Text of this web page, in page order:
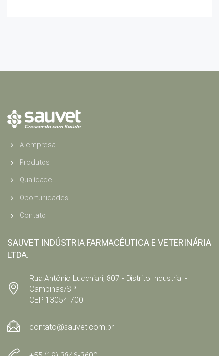
A empresa
Produtos
Qualidade
Oportunidades
Contato
SAUVET INDÚSTRIA FARMACÊUTICA E VETERINÁRIA
LTDA.
Rua Antônio Lucchiari, 807 - Distrito Industrial -
Campinas/SP
CEP 13054-700
contato@sauvet.com.br